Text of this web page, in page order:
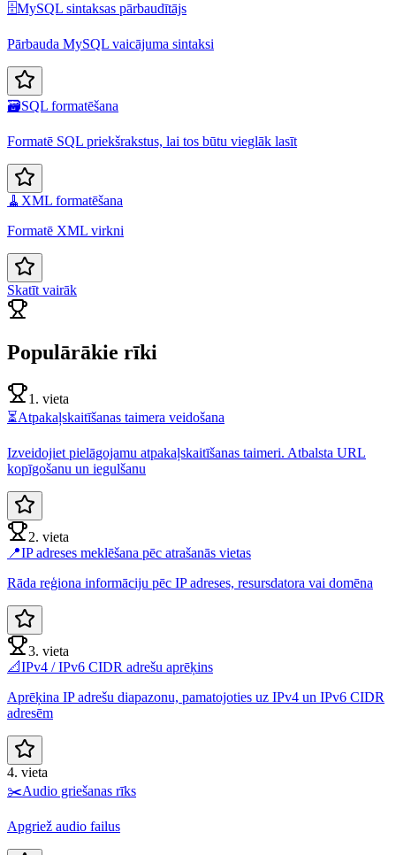
🗄️MySQL sintaksas pārbaudītājs
Pārbauda MySQL vaicājuma sintaksi
🗃️SQL formatēšana
Formatē SQL priekšrakstus, lai tos būtu vieglāk lasīt
🧹 XML formatēšana
Formatē XML virkni
Skatīt vairāk
Populārākie rīki
1. vieta
⏳Atpakaļskaitīšanas taimera veidošana
Izveidojiet pielāgojamu atpakaļskaitīšanas taimeri. Atbalsta URL
kopīgošanu un iegulšanu
2. vieta
📍IP adreses meklēšana pēc atrašanās vietas
Rāda reģiona informāciju pēc IP adreses, resursdatora vai domēna
3. vieta
📐IPv4 / IPv6 CIDR adrešu aprēķins
Aprēķina IP adrešu diapazonu, pamatojoties uz IPv4 un IPv6 CIDR
adresēm
4. vieta
✂️Audio griešanas rīks
Apgriež audio failus